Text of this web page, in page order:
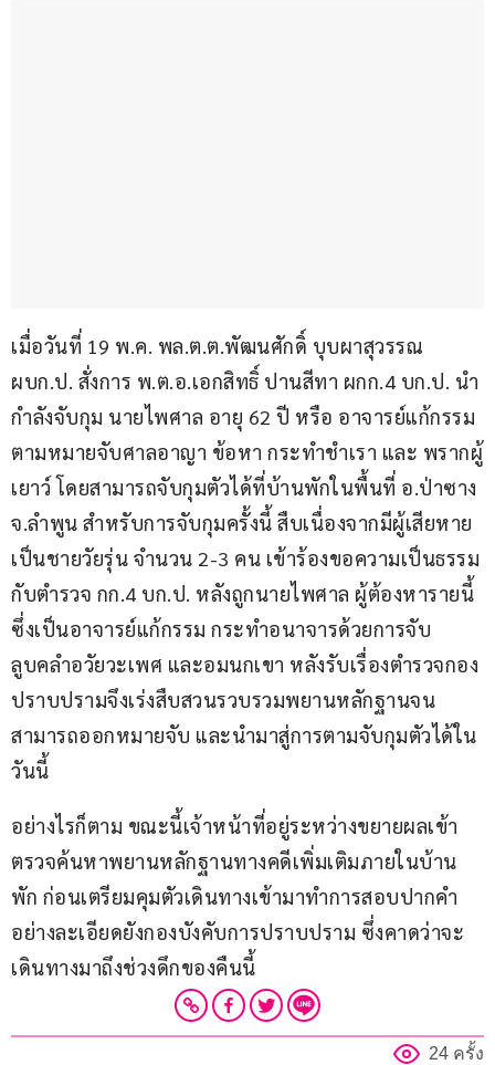
เมื่อวันที่ 19 พ.ค. พล.ต.ต.พัฒนศักดิ์ บุบผาสุวรรณ
ผบก.ป. สั่งการ พ.ต.อ.เอกสิทธิ์ ปานสีทา ผกก.4 บก.ป. นำ
กำลังจับกุม นายไพศาล อายุ 62 ปี หรือ อาจารย์แก้กรรม
ตามหมายจับศาลอาญา ข้อหา กระทำชำเรา และ พรากผู้
เยาว์ โดยสามารถจับกุมตัวได้ที่บ้านพักในพื้นที่ อ.ป่าซาง
จ.ลำพูน สำหรับการจับกุมครั้งนี้ สืบเนื่องจากมีผู้เสียหาย
เป็นชายวัยรุ่น จำนวน 2-3 คน เข้าร้องขอความเป็นธรรม
กับตำรวจ กก.4 บก.ป. หลังถูกนายไพศาล ผู้ต้องหารายนี้
ซึ่งเป็นอาจารย์แก้กรรม กระทำอนาจารด้วยการจับ
ลูบคลำอวัยวะเพศ และอมนกเขา หลังรับเรื่องตำรวจกอง
ปราบปรามจึงเร่งสืบสวนรวบรวมพยานหลักฐานจน
สามารถออกหมายจับ และนำมาสู่การตามจับกุมตัวได้ใน
วันนี้
อย่างไรก็ตาม ขณะนี้เจ้าหน้าที่อยู่ระหว่างขยายผลเข้า
ตรวจค้นหาพยานหลักฐานทางคดีเพิ่มเติมภายในบ้าน
พัก ก่อนเตรียมคุมตัวเดินทางเข้ามาทำการสอบปากคำ
อย่างละเอียดยังกองบังคับการปราบปราม ซึ่งคาดว่าจะ
เดินทางมาถึงช่วงดึกของคืนนี้
24 ครั้ง